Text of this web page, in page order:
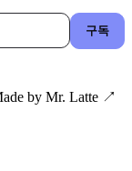
by Mr. Latte ↗